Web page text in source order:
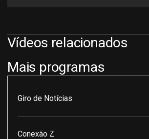
Vídeos relacionados
Mais programas
Giro de Notícias
Conexão Z